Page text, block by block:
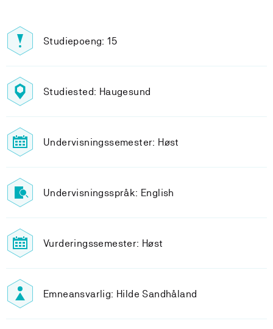
Studiepoeng: 15
Studiested: Haugesund
Undervisningssemester: Høst
Undervisningsspråk: English
Vurderingssemester: Høst
Emneansvarlig: Hilde Sandhåland